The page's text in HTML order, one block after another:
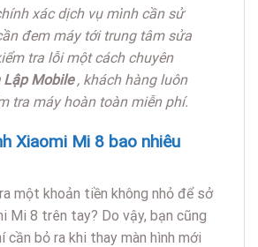
xác dịch vụ mình cần sử
đem máy tới trung tâm sửa
tra lỗi một cách chuyên
Lập Mobile, khách hàng luôn
tra máy hoàn toàn miễn phí.
Xiaomi Mi 8 bao nhiêu
một khoản tiền không nhỏ để sở
Mi 8 trên tay? Do vậy, bạn cũng
cần bỏ ra khi thay màn hình mới